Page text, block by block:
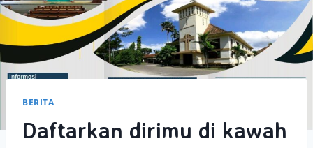
BERITA
Daftarkan dirimu di kawah